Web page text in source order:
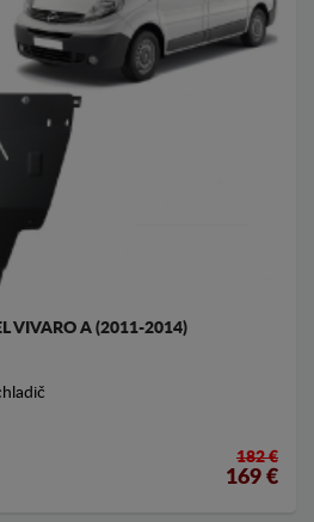
VIVARO A (2011-2014)
182 €
169 €